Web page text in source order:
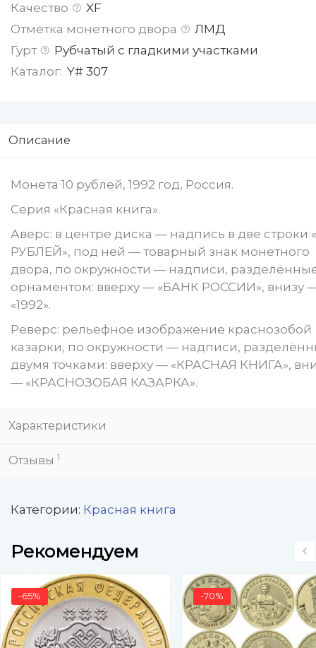
Качество
XF
Отметка монетного двора
ЛМД
Гурт
Рубчатый с гладкими участками
Каталог: Y# 307
Описание
Монета 10 рублей, 1992 год, Россия.
Серия «Красная книга».
Аверс: в центре диска — надпись в две строки
РУБЛЕЙ», под ней — товарный знак монетного
двора, по окружности — надписи,
орнаментом: вверху — «БАНК РОССИИ», внизу
«1992».
Реверс: рельефное изображение краснозобой
казарки, по окружности — надписи,
двумя точками: вверху — «КРАСНАЯ КНИГА»,
— «КРАСНОЗОБАЯ КАЗАРКА».
Характеристики
Отзывы 1
Категории: Красная книга
Рекомендуем
-65% -70%